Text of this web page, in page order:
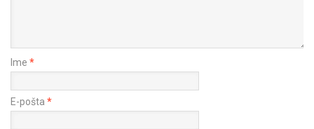
Ime *
E-pošta *